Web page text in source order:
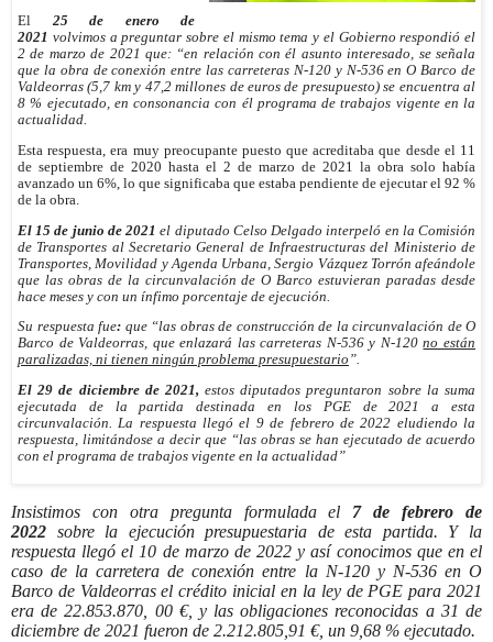
El 25 de enero de
2021 volvimos a preguntar sobre el mismo tema y el Gobierno respondió el
2 de marzo de 2021 que: “en relación con él asunto interesado, se señala
que la obra de conexión entre las carreteras N-120 y N-536 en O Barco de
Valdeorras (5,7 km y 47,2 millones de euros de presupuesto) se encuentra al
8 % ejecutado, en consonancia con él programa de trabajos vigente en la
actualidad.
Esta respuesta, era muy preocupante puesto que acreditaba que desde el 11
de septiembre de 2020 hasta el 2 de marzo de 2021 la obra solo había
avanzado un 6%, lo que significaba que estaba pendiente de ejecutar el 92 %
de la obra.
El 15 de junio de 2021el diputado Celso Delgado interpeló en la Comisión
de Transportes al Secretario General de Infraestructuras del Ministerio de
Transportes, Movilidad y Agenda Urbana, Sergio Vázquez Torrón afeándole
que las obras de la circunvalación de O Barco estuvieran paradas desde
hace meses y con un ínfimo porcentaje de ejecución.
Su respuesta fue: que “las obras de construcción de la circunvalación de O
Barco de Valdeorras, que enlazará las carreteras N-536 y N-120no están
paralizadas, ni tienen ningún problema presupuestario ”.
El 29 de diciembre de 2021,estos diputados preguntaron sobre la suma
ejecutada de la partida destinada en los PGE de 2021 a esta
circunvalación. La respuesta llegó el 9 de febrero de 2022 eludiendo la
respuesta, limitándose a decir que “las obras se han ejecutado de acuerdo
con el programa de trabajos vigente en la actualidad”
Insistimos con otra pregunta formulada el 7 de febrero de
2022 sobre la ejecución presupuestaria de esta partida. Y la
respuesta llegó el 10 de marzo de 2022 y así conocimos que en el
caso de la carretera de conexión entre la N-120 y N-536 en O
Barco de Valdeorras el crédito inicial en la ley de PGE para 2021
era de 22.853.870, 00 €, y las obligaciones reconocidas a 31 de
diciembre de 2021 fueron de 2.212.805,91 €, un 9,68 % ejecutado.